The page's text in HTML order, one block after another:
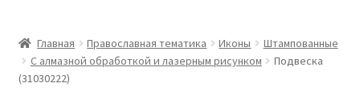
Главная Православная тематика Иконы
Штампованные
С алмазной обработкой и лазерным рисунком
Подвеска
(31030222)